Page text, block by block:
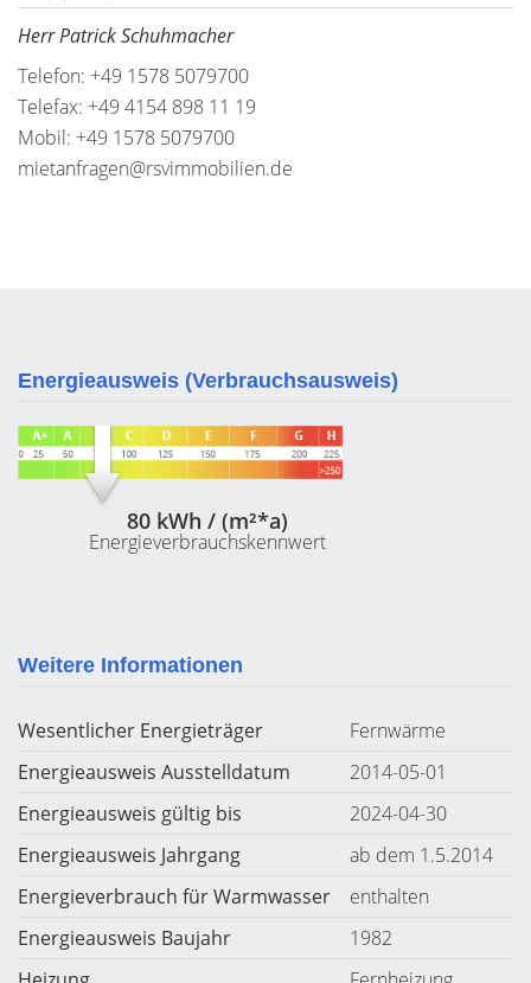
Herr Patrick Schuhmacher
Telefon: +49 1578 5079700
Telefax: +49 4154 898 11 19
Mobil: +49 1578 5079700
mietanfragen@rsvimmobilien.de
Energieausweis (Verbrauchsausweis)
80 kWh / (m²*a)
Energieverbrauchskennwert
Weitere Informationen
Wesentlicher Energieträger
Fernwärme
Energieausweis Ausstelldatum
2014-05-01
Energieausweis gültig bis
2024-04-30
Energieausweis Jahrgang
ab dem 1.5.2014
Energieverbrauch für Warmwasser
enthalten
Energieausweis Baujahr
1982